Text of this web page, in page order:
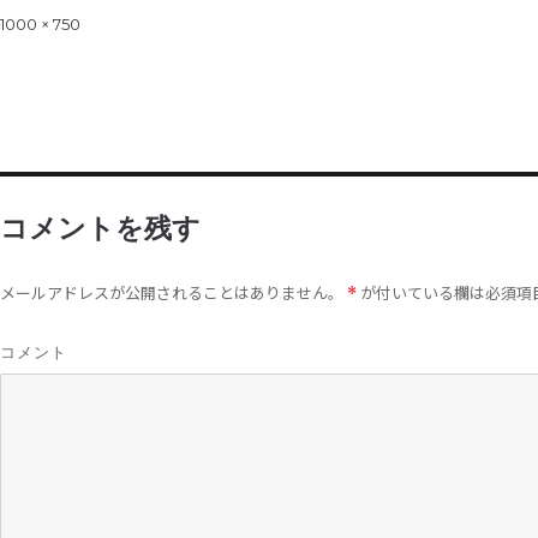
on
Full
1000 × 750
コメントを残す
メールアドレスが公開されることはありません。 * が付いている欄は必須項
コメント